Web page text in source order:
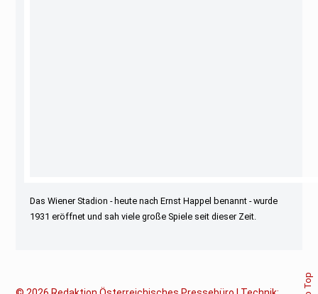
Das Wiener Stadion - heute nach Ernst Happel benannt - wurde
1931 eröffnet und sah viele große Spiele seit dieser Zeit.